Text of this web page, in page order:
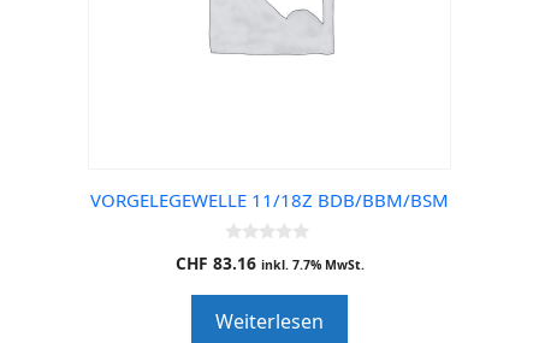
VORGELEGEWELLE 11/18Z BDB/BBM/BSM
0
o
o
f
CHF 83.16 inkl. 7.7% MwSt.
Weiterlesen